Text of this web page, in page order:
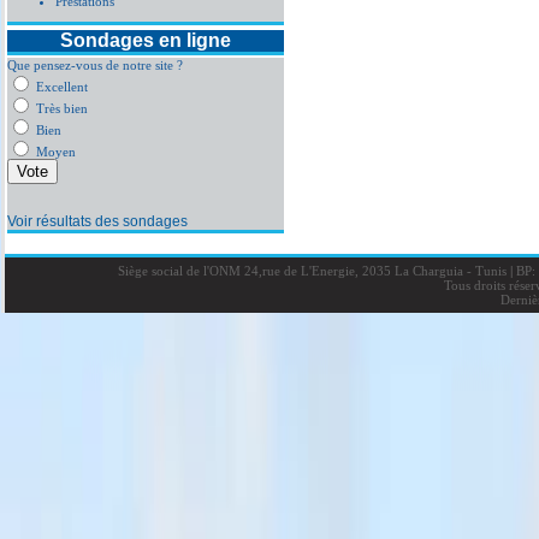
Sondages en ligne
Que pensez-vous de notre site ?
Excellent
Très bien
Bien
Moyen
Voir résultats des sondages
Siège social de l'ONM 24,rue de L'Energie, 2035 La Charguia - Tunis |BP:
Tous droits